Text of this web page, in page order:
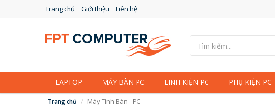
Trang chủ Giới thiệu Liên hệ
LAPTOP MÁY BÀN PC LINH KIỆN PC PHỤ KIỆN PC
Trang chủ Máy Tính Bàn - PC